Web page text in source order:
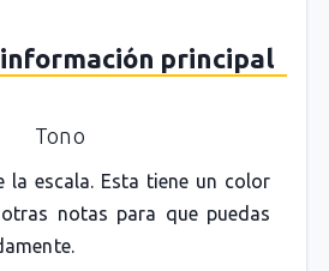
principal
Tono
la escala. Esta tiene un color
notas para que puedas